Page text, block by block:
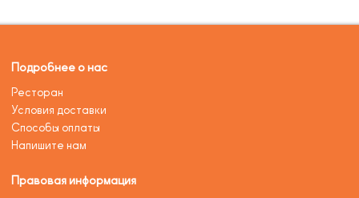
Подробнее о нас
Ресторан
Условия доставки
Способы оплаты
Напишите нам
Правовая информация